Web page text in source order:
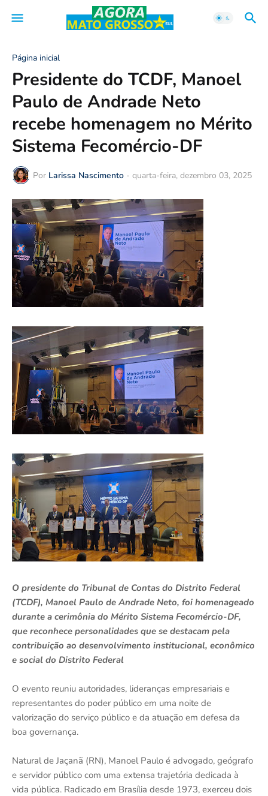
Página inicial
Presidente do TCDF, Manoel
Paulo de Andrade Neto
recebe homenagem no Mérito
Sistema Fecomércio-DF
Por Larissa Nascimento - quarta-feira, dezembro 03, 2025
O presidente do Tribunal de Contas do Distrito Federal
(TCDF), Manoel Paulo de Andrade Neto, foi homenageado
durante a cerimônia do Mérito Sistema Fecomércio-DF,
que reconhece personalidades que se destacam pela
contribuição ao desenvolvimento institucional, econômico
e social do Distrito Federal
O evento reuniu autoridades, lideranças empresariais e
representantes do poder público em uma noite de
valorização do serviço público e da atuação em defesa da
boa governança.
Natural de Jaçanã (RN), Manoel Paulo é advogado, geógrafo
e servidor público com uma extensa trajetória dedicada à
vida pública. Radicado em Brasília desde 1973, exerceu dois